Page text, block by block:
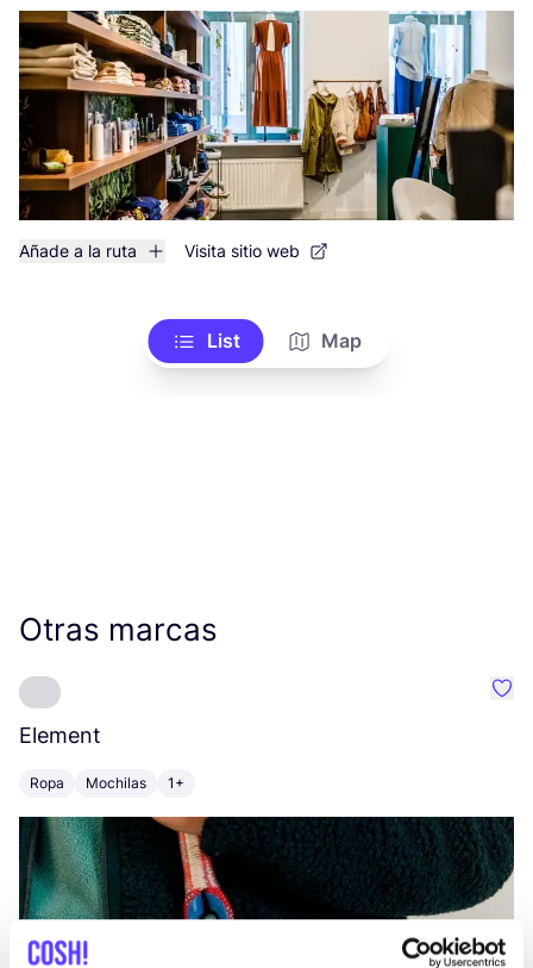
Añade a la ruta Visita sitio web
List Map
Otras marcas
Element
Ropa Mochilas 1+